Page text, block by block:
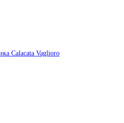
Calacata Vaglioro